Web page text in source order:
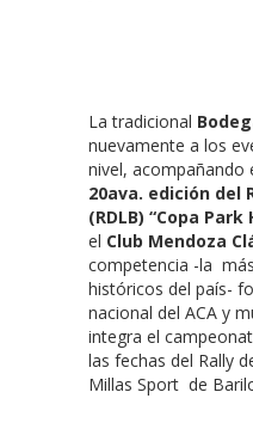
La tradicional
nuevamente a los
nivel, acompañando
20ava. edición del
(RDLB) “Copa Park
el Club Mendoza
competencia -la
históricos del país-
nacional del ACA y
integra el
las fechas del Rally
Millas Sport de